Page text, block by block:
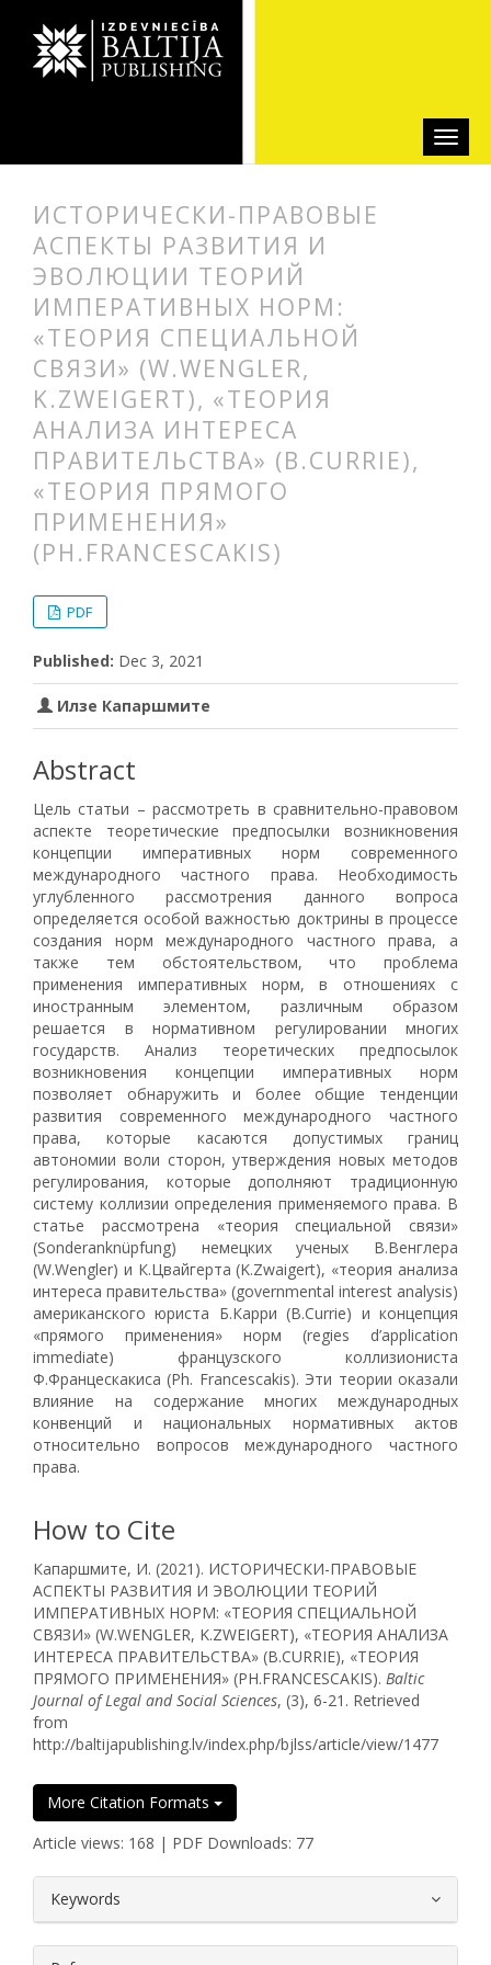
ИСТОРИЧЕСКИ-ПРАВОВЫЕ
АСПЕКТЫ РАЗВИТИЯ И
ЭВОЛЮЦИИ ТЕОРИЙ
ИМПЕРАТИВНЫХ НОРМ:
«ТЕОРИЯ СПЕЦИАЛЬНОЙ
СВЯЗИ» (W.WENGLER,
K.ZWEIGERT), «ТЕОРИЯ
АНАЛИЗА ИНТЕРЕСА
ПРАВИТЕЛЬСТВА» (B.CURRIE),
«ТЕОРИЯ ПРЯМОГО
ПРИМЕНЕНИЯ»
(PH.FRANCESCAKIS)
PDF
Published: Dec 3, 2021
Илзе Капаршмите
Abstract
Цель статьи – рассмотреть в сравнительно-правовом
аспекте теоретические предпосылки возникновения
концепции императивных норм современного
международного частного права. Необходимость
углубленного рассмотрения данного вопроса
определяется особой важностью доктрины в процессе
создания норм международного частного права, а
также тем обстоятельством, что проблема
применения императивных норм, в отношениях с
иностранным элементом, различным образом
решается в нормативном регулировании многих
государств. Анализ теоретических предпосылок
возникновения концепции императивных норм
позволяет обнаружить и более общие тенденции
развития современного международного частного
права, которые касаются допустимых границ
автономии воли сторон, утверждения новых методов
регулирования, которые дополняют традиционную
систему коллизии определения применяемого права. В
статье рассмотрена «теория специальной связи»
(Sonderanknüpfung) немецких ученых В.Венглера
(W.Wengler) и К.Цвайгерта (K.Zwaigert), «теория анализа
интереса правительства» (governmental interest analysis)
американского юриста Б.Карри (B.Currie) и концепция
«прямого применения» норм (regies d’application
immediate) французского коллизиониста
Ф.Францескакиса (Ph. Francescakis). Эти теории оказали
влияние на содержание многих международных
конвенций и национальных нормативных актов
относительно вопросов международного частного
права.
How to Cite
Капаршмите, И. (2021). ИСТОРИЧЕСКИ-ПРАВОВЫЕ
АСПЕКТЫ РАЗВИТИЯ И ЭВОЛЮЦИИ ТЕОРИЙ
ИМПЕРАТИВНЫХ НОРМ: «ТЕОРИЯ СПЕЦИАЛЬНОЙ
СВЯЗИ» (W.WENGLER, K.ZWEIGERT), «ТЕОРИЯ АНАЛИЗА
ИНТЕРЕСА ПРАВИТЕЛЬСТВА» (B.CURRIE), «ТЕОРИЯ
ПРЯМОГО ПРИМЕНЕНИЯ» (PH.FRANCESCAKIS). Baltic
Journal of Legal and Social Sciences, (3), 6-21. Retrieved
from
http://baltijapublishing.lv/index.php/bjlss/article/view/1477
More Citation Formats
Article views: 168 | PDF Downloads: 77
Keywords